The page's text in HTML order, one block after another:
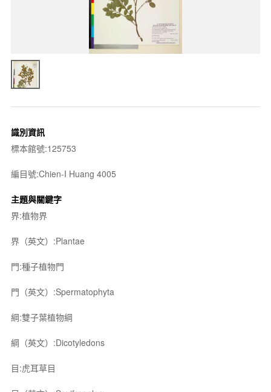
識別資訊
標本館號:125753
編目號:Chien-I Huang 4005
主題與關鍵字
界:植物界
界（英文）:Plantae
門:種子植物門
門（英文）:Spermatophyta
綱:雙子葉植物綱
綱（英文）:Dicotyledons
目:虎耳草目